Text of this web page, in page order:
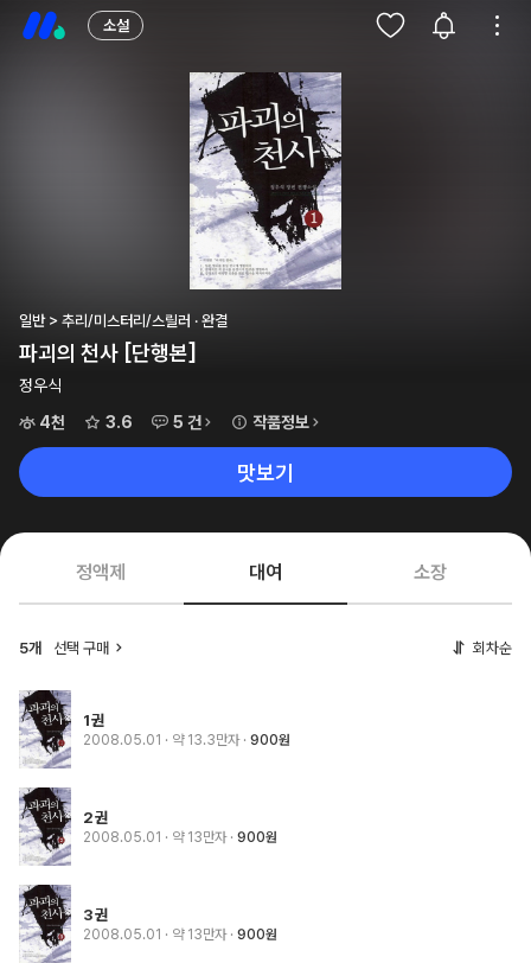
소설
일반 > 추리/미스터리/스릴러 · 완결
파괴의 천사 [단행본]
정우식
4천
3.6 5 건 작품정보
맛보기
정액제 대여 소장
5개 선택 구매 회차순
1권
2008.05.01 · 약 13.3만자 900원
2권
2008.05.01 · 약 13만자 900원
3권
2008.05.01 · 약 13만자 900원